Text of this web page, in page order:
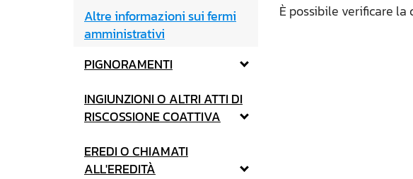
Altre informazioni sui fermi
amministrativi
PIGNORAMENTI
INGIUNZIONI O ALTRI ATTI DI
RISCOSSIONE COATTIVA
EREDI O CHIAMATI
ALL'EREDITÀ
È possibile verificare